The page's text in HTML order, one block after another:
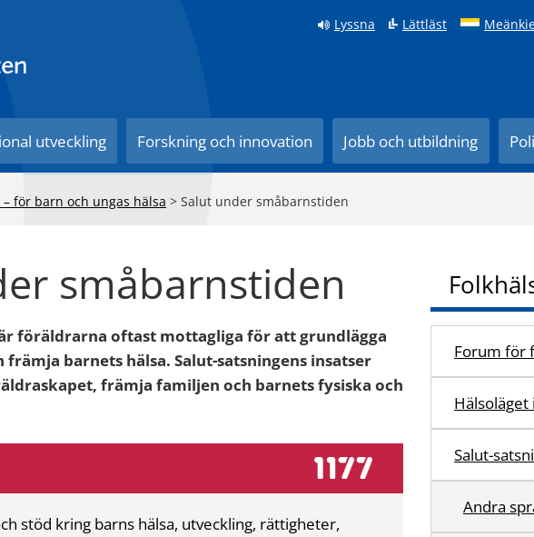
Lyssna Lättläst
utveckling Forskning och innovation Jobb och utbildning
för barn och ungas hälsa > Salut under småbarnstiden
småbarnstiden
föräldrarna oftast mottagliga för att grundlägga
barnets hälsa. Salut-satsningens insatser
främja familjen och barnets fysiska och
stöd kring barns hälsa, utveckling, rättigheter,
Forum för
Salut-
Andra